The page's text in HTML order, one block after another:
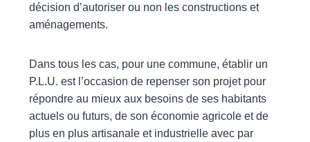
décision d’autoriser ou non les constructions et
aménagements.
Dans tous les cas, pour une commune, établir un
P.L.U. est l’occasion de repenser son projet pour
répondre au mieux aux besoins de ses habitants
actuels ou futurs, de son économie agricole et de
plus en plus artisanale et industrielle avec par